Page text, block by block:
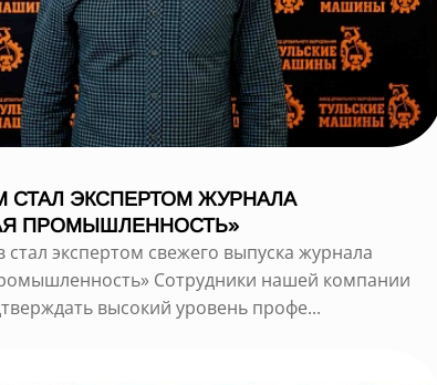
СТАЛ ЭКСПЕРТОМ ЖУРНАЛА
ПРОМЫШЛЕННОСТЬ»
экспертом свежего выпуска журнала
Сотрудники нашей компании
высокий уровень профе...